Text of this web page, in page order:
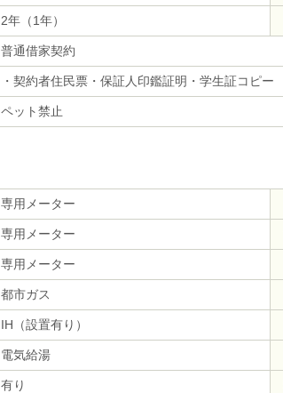
2年（1年）
普通借家契約
・契約者住民票・保証人印鑑証明・学生証コピー
ペット禁止
専用メーター
専用メーター
専用メーター
都市ガス
IH（設置有り）
電気給湯
有り